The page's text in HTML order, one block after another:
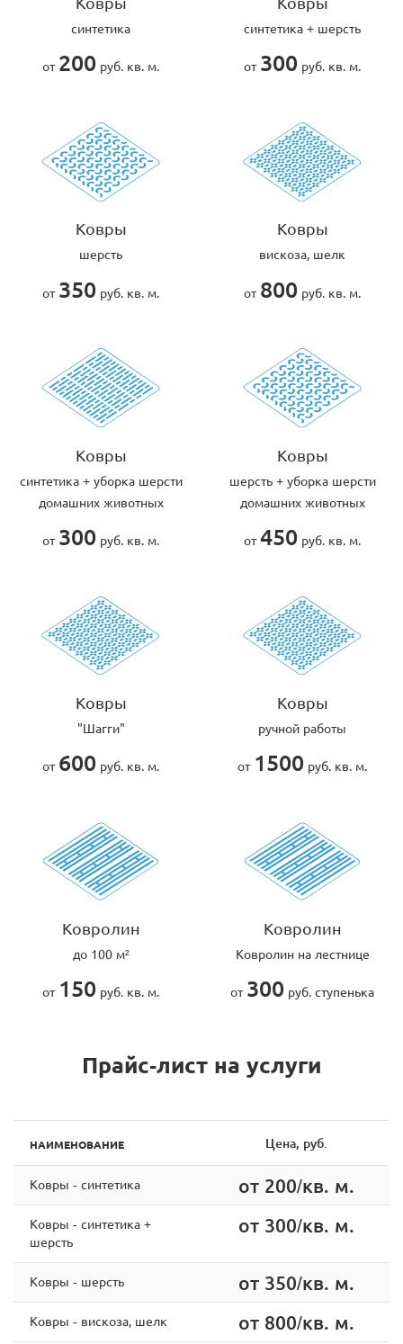
синтетика
от 200 руб. кв. м.
синтетика + шерсть
от 300 руб. кв. м.
Ковры
шерсть
от 350 руб. кв. м.
Ковры
вискоза, шелк
от 800 руб. кв. м.
Ковры
cинтетика + уборка шерсти
домашних животных
от 300 руб. кв. м.
Ковры
шерсть + уборка шерсти
домашних животных
от450 руб. кв. м.
Ковры
"Шагги"
от 600 руб. кв. м.
Ковры
ручной работы
от 1500 руб. кв. м.
Ковролин
до 100 м²
от 150 руб. кв. м.
Ковролин
Ковролин на лестнице
от 300 руб. ступенька
Прайс-лист на услуги
НАИМЕНОВАНИЕ Цена, руб.
Ковры - синтетика от 200/кв. м.
Ковры - синтетика +
шерсть
от 300/кв. м.
Ковры - шерсть от 350/кв. м.
Ковры - вискоза, шелк от 800/кв. м.